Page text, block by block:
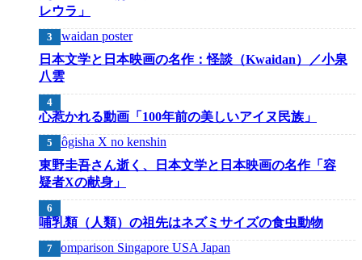
レウラ」
日本文学と日本映画の名作：怪談（Kwaidan）／小泉
八雲
心惹かれる動画「100年前の美しいアイヌ民族」
東野圭吾さん逝く、日本文学と日本映画の名作「容
疑者Xの献身」
哺乳類（人類）の祖先はネズミサイズの食虫動物